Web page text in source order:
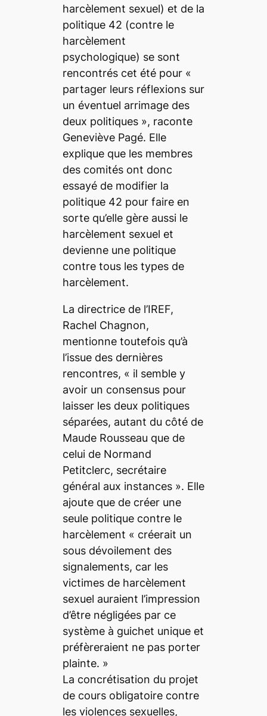
harcèlement sexuel) et de la
politique 42 (contre le
harcèlement
psychologique) se sont
rencontrés cet été pour «
partager leurs réflexions sur
un éventuel arrimage des
deux politiques », raconte
Geneviève Pagé. Elle
explique que les membres
des comités ont donc
essayé de modifier la
politique 42 pour faire en
sorte qu’elle gère aussi le
harcèlement sexuel et
devienne une politique
contre tous les types de
harcèlement.
La directrice de l’IREF,
Rachel Chagnon,
mentionne toutefois qu’à
l’issue des dernières
rencontres, « il semble y
avoir un consensus pour
laisser les deux politiques
séparées, autant du côté de
Maude Rousseau que de
celui de Normand
Petitclerc, secrétaire
général aux instances ». Elle
ajoute que de créer une
seule politique contre le
harcèlement « créerait un
sous dévoilement des
signalements, car les
victimes de harcèlement
sexuel auraient l’impression
d’être négligées par ce
système à guichet unique et
préfèreraient ne pas porter
plainte. »
La concrétisation du projet
de cours obligatoire contre
les violences sexuelles,